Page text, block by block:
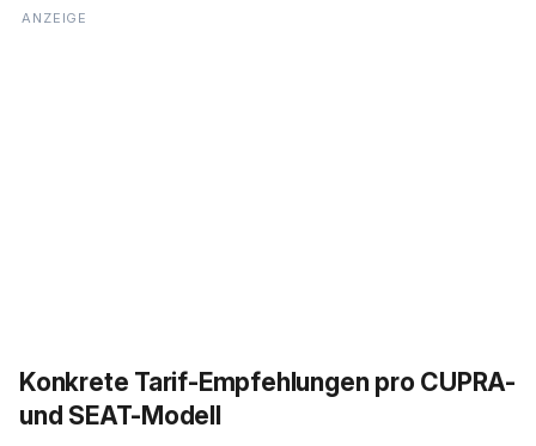
Konkrete Tarif-Empfehlungen pro CUPRA-
und SEAT-Modell